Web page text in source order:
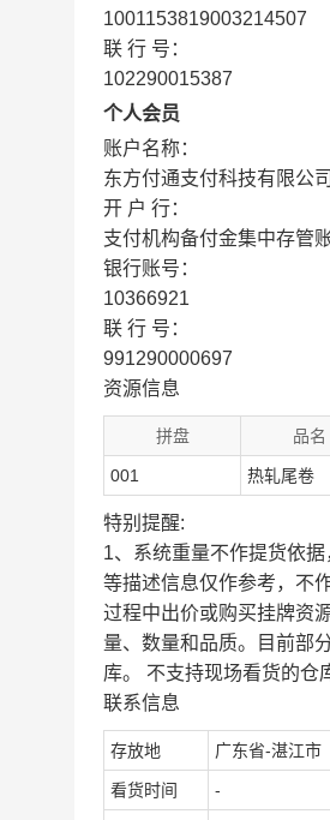
1001153819003214507
联 行 号：
102290015387
个人会员
账户名称：
东方付通支付科技有限公司
开 户 行：
支付机构备付金集中存管
银行账号：
10366921
联 行 号：
991290000697
资源信息
拼盘 品名
001 热轧尾卷
特别提醒:
1、系统重量不作提货依
等描述信息仅作参考，不
过程中出价或购买挂牌资
量、数量和品质。目前部
库。 不支持现场看货的仓
联系信息
存放地 广东省-湛江市
看货时间 -